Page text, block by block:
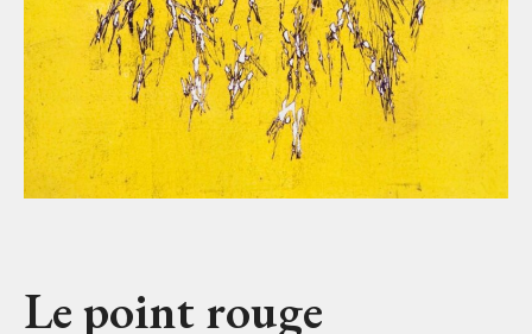
Le point rouge